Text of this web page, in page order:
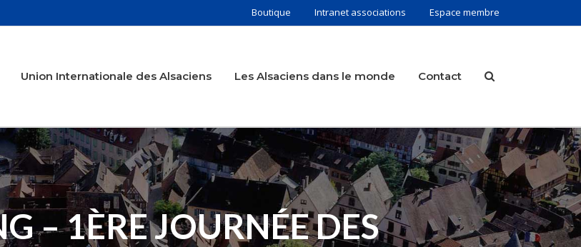
Boutique Intranet associations Espace membre
Union Internationale des Alsaciens Les Alsaciens dans le monde Contact
– 1ÈRE JOURNÉE DES